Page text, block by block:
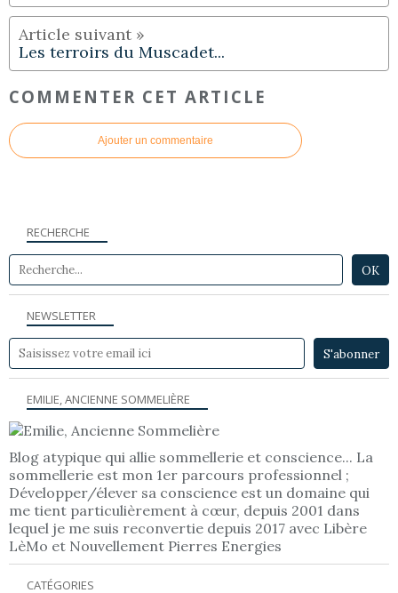
Les terroirs du Muscadet...
COMMENTER CET ARTICLE
Ajouter un commentaire
NEWSLETTER
RECHERCHE
EMILIE, ANCIENNE SOMMELIÈRE
Blog atypique qui allie sommellerie et conscience... La
sommellerie est mon 1er parcours professionnel ;
Développer/élever sa conscience est un domaine qui
me tient particulièrement à cœur, depuis 2001 dans
lequel je me suis reconvertie depuis 2017 avec Libère
LèMo et Nouvellement Pierres Energies
CATÉGORIES